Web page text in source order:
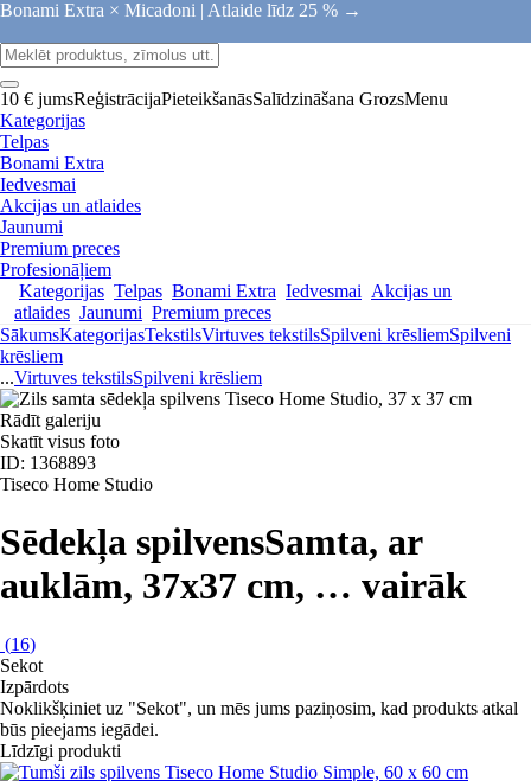
Bonami Extra × Micadoni | Atlaide līdz 25 % →
10 € jumsReģistrācijaPieteikšanāsSalīdzināšana GrozsMenu
Kategorijas
Telpas
Bonami Extra
Iedvesmai
Akcijas un atlaides
Jaunumi
Premium preces
Profesionāļiem
Kategorijas Telpas Bonami Extra Iedvesmai Akcijas un
atlaides Jaunumi Premium preces
SākumsKategorijasTekstilsVirtuves tekstilsSpilveni krēsliemSpilveni
krēsliem
...Virtuves tekstilsSpilveni krēsliem
Rādīt galeriju
Skatīt visus foto
ID: 1368893
Tiseco Home Studio
Sēdekļa spilvensSamta, ar
auklām, 37x37 cm, … vairāk
(16)
Sekot
Izpārdots
Noklikšķiniet uz "Sekot", un mēs jums paziņosim, kad produkts atkal
būs pieejams iegādei.
Līdzīgi produkti